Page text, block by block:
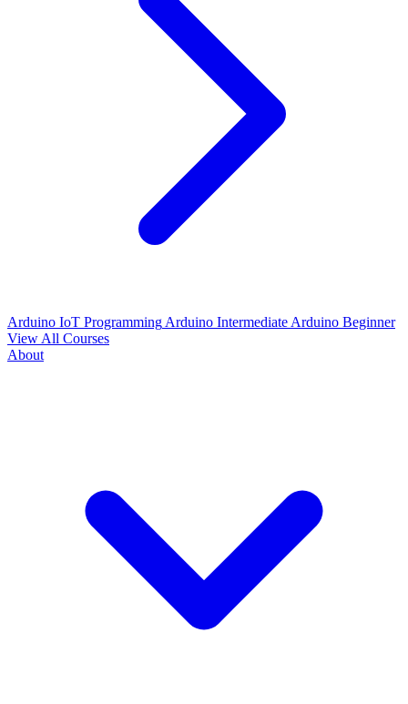
Arduino IoT Programming Arduino Intermediate Arduino Beginner
View All Courses
About